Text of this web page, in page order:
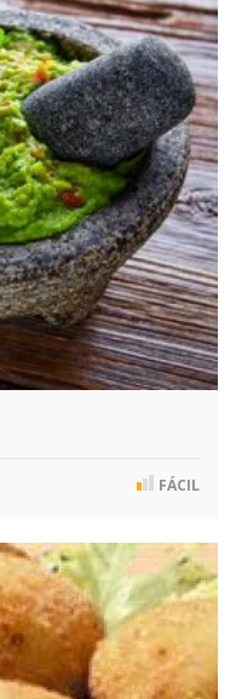
FÁCIL